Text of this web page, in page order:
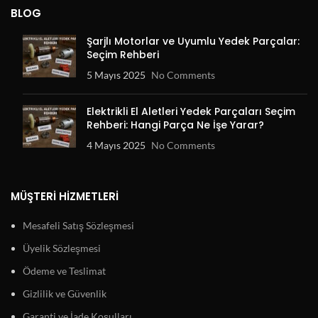
BLOG
Şarjlı Motorlar ve Uyumlu Yedek Parçalar:
Seçim Rehberi
5 Mayıs 2025 No Comments
Elektrikli El Aletleri Yedek Parçaları Seçim
Rehberi: Hangi Parça Ne İşe Yarar?
4 Mayıs 2025 No Comments
MÜŞTERI HIZMETLERI
Mesafeli Satış Sözleşmesi
Üyelik Sözleşmesi
Ödeme ve Teslimat
Gizlilik ve Güvenlik